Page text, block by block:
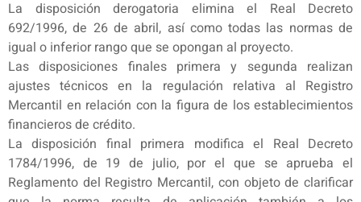
La disposición derogatoria elimina el Real Decreto
692/1996, de 26 de abril, así como todas las normas de
igual o inferior rango que se opongan al proyecto.
Las disposiciones finales primera y segunda realizan
ajustes técnicos en la regulación relativa al Registro
Mercantil en relación con la figura de los establecimientos
financieros de crédito.
La disposición final primera modifica el Real Decreto
1784/1996, de 19 de julio, por el que se aprueba el
Reglamento del Registro Mercantil, con objeto de clarificar